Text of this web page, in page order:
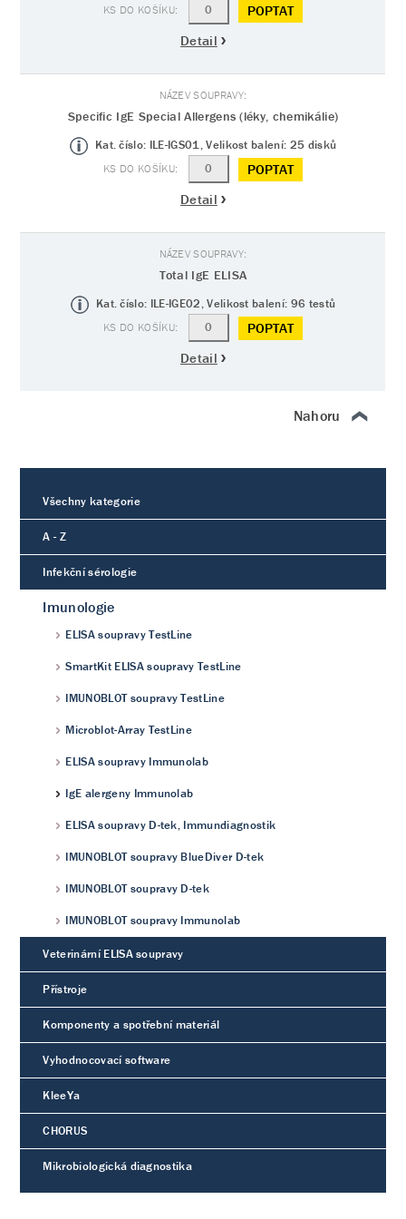
POPTAT
Detail
Specific IgE Special Allergens (léky, chemikálie)
Kat. číslo: ILE-IGS01, Velikost balení: 25 disků
POPTAT
Detail
Total IgE ELISA
Kat. číslo: ILE-IGE02, Velikost balení: 96 testů
POPTAT
Detail
Nahoru
Všechny kategorie
A - Z
Infekční sérologie
Imunologie
ELISA soupravy TestLine
SmartKit ELISA soupravy TestLine
IMUNOBLOT soupravy TestLine
Microblot-Array TestLine
ELISA soupravy Immunolab
IgE alergeny Immunolab
ELISA soupravy D-tek, Immundiagnostik
IMUNOBLOT soupravy BlueDiver D-tek
IMUNOBLOT soupravy D-tek
IMUNOBLOT soupravy Immunolab
Veterinární ELISA soupravy
Přístroje
Komponenty a spotřební materiál
Vyhodnocovací software
KleeYa
CHORUS
Mikrobiologická diagnostika